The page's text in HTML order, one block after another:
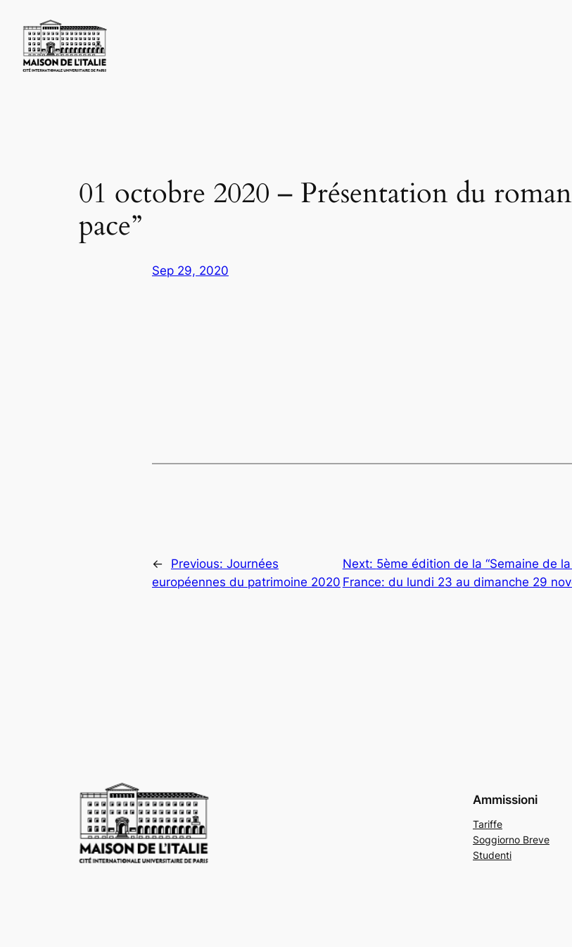
content
01 octobre 2020 – Présentation du
pace”
Sep 29, 2020
← Previous: Journées
européennes du patrimoine 2020
Next: 5ème édition de la “Semaine de
France: du lundi 23 au dimanche 29
Ammissioni
Tariffe
Soggiorno Breve
Studenti